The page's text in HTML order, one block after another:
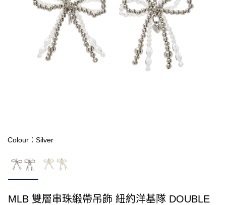
Colour：Silver
MLB 雙層串珠緞帶吊飾 紐約洋基隊 DOUBLE